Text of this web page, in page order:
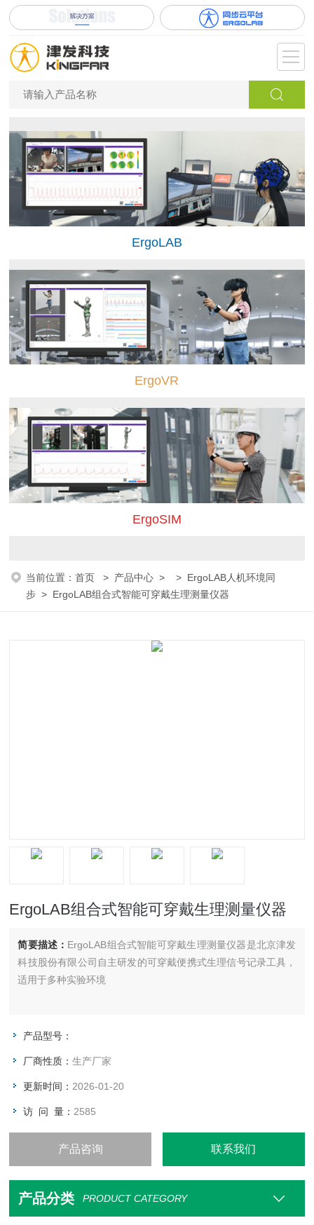
ErgoLAB
ErgoVR
ErgoSIM
当前位置：首页 > 产品中心 > > ErgoLAB人机环境同
步 > ErgoLAB组合式智能可穿戴生理测量仪器
ErgoLAB组合式智能可穿戴生理测量仪器
简要描述： ErgoLAB组合式智能可穿戴生理测量仪器是北京津发
科技股份有限公司自主研发的可穿戴便携式生理信号记录工具，
适用于多种实验环境
产品型号：
厂商性质：生产厂家
更新时间： 2026-01-20
访 问 量： 2585
产品咨询 联系我们
产品分类 PRODUCT CATEGORY